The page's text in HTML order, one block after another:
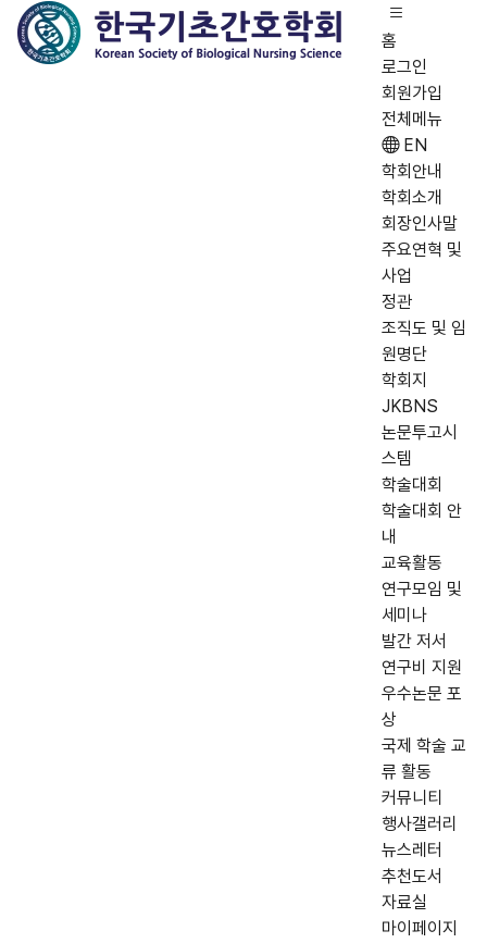
홈
로그인
회원가입
전체메뉴
EN
학회안내
학회소개
회장인사말
주요연혁 및
사업
정관
조직도 및 임
원명단
학회지
JKBNS
논문투고시
스템
학술대회
학술대회 안
내
교육활동
연구모임 및
세미나
발간 저서
연구비 지원
우수논문 포
상
국제 학술 교
류 활동
커뮤니티
행사갤러리
뉴스레터
추천도서
자료실
마이페이지